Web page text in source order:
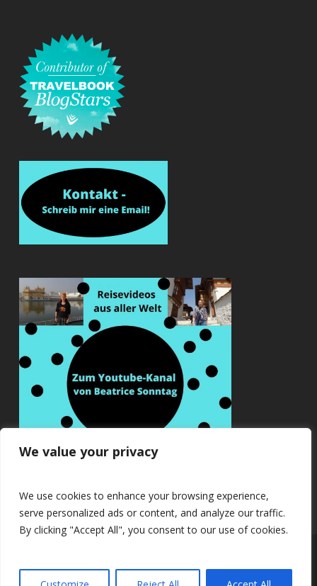
We value your privacy
We use cookies to enhance your browsing experience,
serve personalized ads or content, and analyze our traffic.
By clicking "Accept All", you consent to our use of cookies.